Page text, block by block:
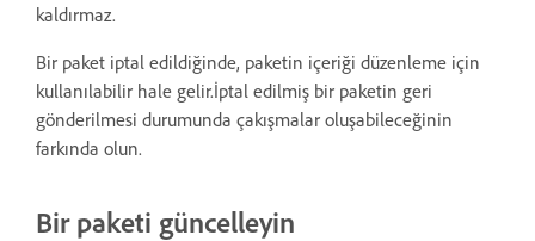
kaldırmaz.
Bir paket iptal edildiğinde, paketin içeriği düzenleme için
kullanılabilir hale gelir.İptal edilmiş bir paketin geri
gönderilmesi durumunda çakışmalar oluşabileceğinin
farkında olun.
Bir paketi güncelleyin